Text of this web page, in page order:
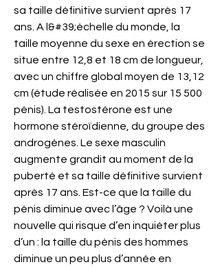
sa taille définitive survient après 17
ans. A l&#39;échelle du monde, la
taille moyenne du sexe en érection se
situe entre 12,8 et 18 cm de longueur,
avec un chiffre global moyen de 13,12
cm (étude réalisée en 2015 sur 15 500
pénis). La testostérone est une
hormone stéroïdienne, du groupe des
androgènes. Le sexe masculin
augmente grandit au moment de la
puberté et sa taille définitive survient
après 17 ans. Est-ce que la taille du
pénis diminue avec l’âge ? Voilà une
nouvelle qui risque d’en inquiéter plus
d’un : la taille du pénis des hommes
diminue un peu plus d’année en